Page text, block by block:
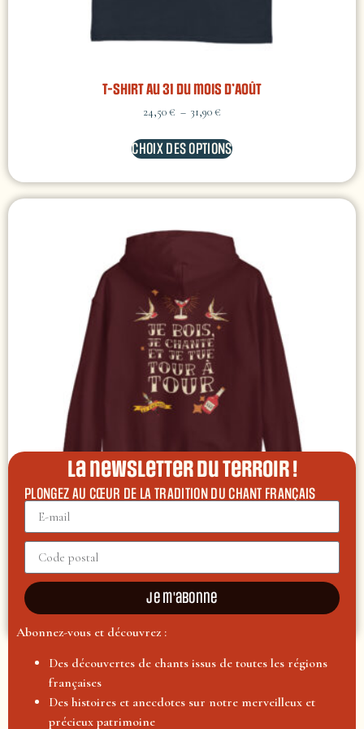
T-shirt Au 31 du mois d’Août
24,50€ – 31,90€
CHOIX DES OPTIONS
47,50€
CHOIX DES OPTIONS
La newsletter du terroir !
PLONGEZ AU CŒUR DE LA TRADITION DU CHANT FRANÇAIS
Je m'abonne
Abonnez-vous et découvrez :
Des découvertes de chants issus de toutes les régions
françaises
Des histoires et anecdotes sur notre merveilleux et
précieux patrimoine